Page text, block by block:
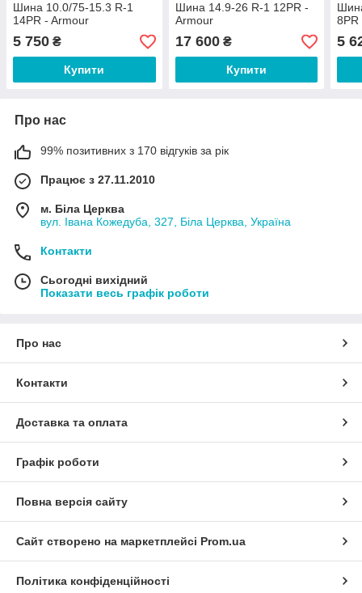
Шина 10.0/75-15.3 R-1
14PR - Armour
5 750 ₴
Купити
Шина 14.9-26 R-1 12PR -
Armour
17 600₴
Купити
8PR
5
Про нас
99% позитивних з 170 відгуків за рік
Працює з 27.11.2010
м. Біла Церква
вул. Івана Кожедуба, 327, Біла Церква, Україна
Контакти
Сьогодні вихідний
Показати весь графік роботи
Про нас
Контакти
Доставка та оплата
Графік роботи
Повна версія сайту
Сайт створено на маркетплейсі Prom.ua
Політика конфіденційності